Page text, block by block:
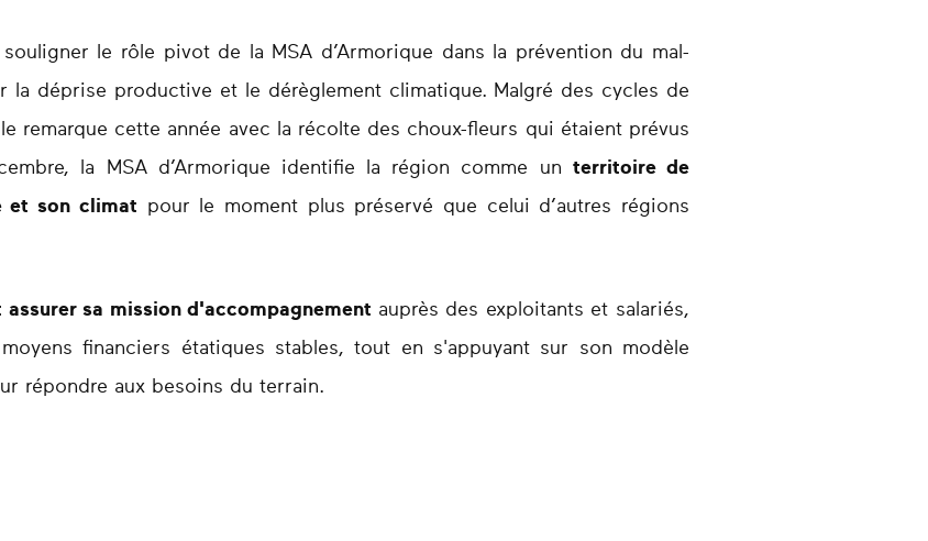
le rôle pivot de la MSA d’Armorique dans la prévention du mal-
la déprise productive et le dérèglement climatique. Malgré des cycles de
remarque cette année avec la récolte des choux-fleurs qui étaient prévus
la MSA d’Armorique identifie la région comme un territoire de
et son climat pour le moment plus préservé que celui d’autres régions
sa mission d'accompagnement auprès des exploitants et salariés,
financiers étatiques stables, tout en s'appuyant sur son modèle
répondre aux besoins du terrain.